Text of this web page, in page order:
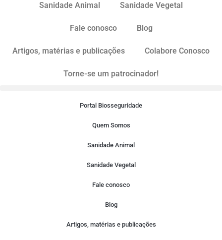
Sanidade Animal Sanidade Vegetal
Fale conosco Blog
Artigos, matérias e publicações Colabore Conosco
Torne-se um patrocinador!
Portal Biosseguridade
Quem Somos
Sanidade Animal
Sanidade Vegetal
Fale conosco
Blog
Artigos, matérias e publicações